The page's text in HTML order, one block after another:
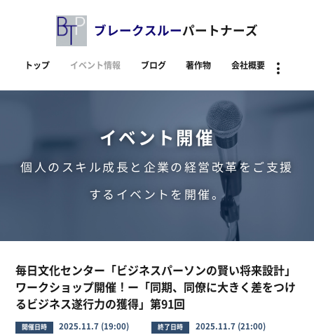
ブレークスルーパートナーズ
トップ イベント情報 ブログ 著作物 会社概要
イベント開催
個人のスキル成長と企業の経営改革をご支援
するイベントを開催。
毎日文化センター「ビジネスパーソンの賢い将来設計」
ワークショップ開催！ー「同期、同僚に大きく差をつけ
るビジネス遂行力の獲得」第91回
開催日時 2025.11.7 (19:00) 終了日時 2025.11.7 (21:00)